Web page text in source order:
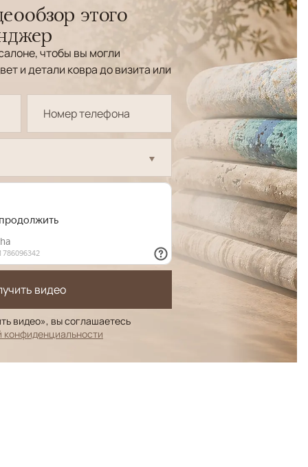
этого
чтобы вы могли
и детали ковра до визита или
видео
видео», вы соглашаетесь
конфиденциальности